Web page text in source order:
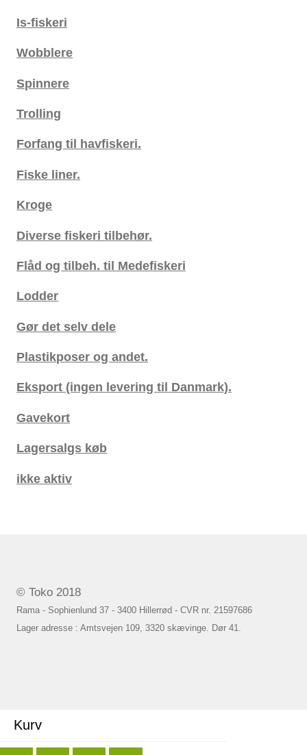
Is-fiskeri
Wobblere
Spinnere
Trolling
Forfang til havfiskeri.
Fiske liner.
Kroge
Diverse fiskeri tilbehør.
Flåd og tilbeh. til Medefiskeri
Lodder
Gør det selv dele
Plastikposer og andet.
Eksport (ingen levering til Danmark).
Gavekort
Lagersalgs køb
ikke aktiv
© Toko 2018
Rama - Sophienlund 37 - 3400 Hillerrød - CVR nr. 21597686
Lager adresse : Amtsvejen 109, 3320 skævinge. Dør 41.
Kurv